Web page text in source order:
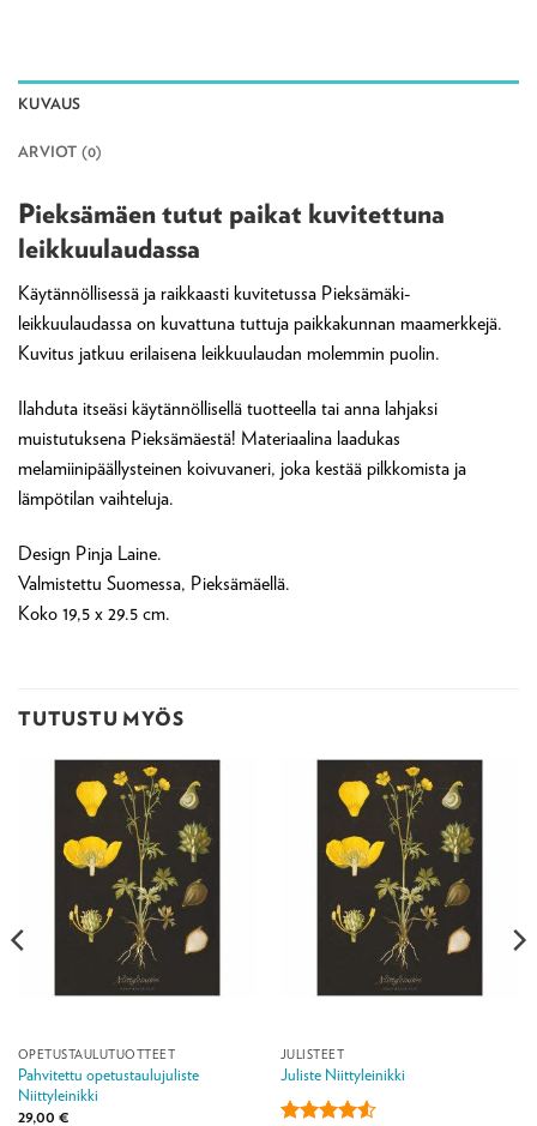
KUVAUS
ARVIOT (0)
Pieksämäen tutut paikat kuvitettuna
leikkuulaudassa
Käytännöllisessä ja raikkaasti kuvitetussa Pieksämäki-
leikkuulaudassa on kuvattuna tuttuja paikkakunnan maamerkkejä.
Kuvitus jatkuu erilaisena leikkuulaudan molemmin puolin.
Ilahduta itseäsi käytännöllisellä tuotteella tai anna lahjaksi
muistutuksena Pieksämäestä! Materiaalina laadukas
melamiinipäällysteinen koivuvaneri, joka kestää pilkkomista ja
lämpötilan vaihteluja.
Design Pinja Laine.
Valmistettu Suomessa, Pieksämäellä.
Koko 19,5 x 29.5 cm.
TUTUSTU MYÖS
OPETUSTAULUTUOTTEET
Pahvitettu opetustaulujuliste
Niittyleinikki
29,00 €
JULISTEET
Juliste Niittyleinikki